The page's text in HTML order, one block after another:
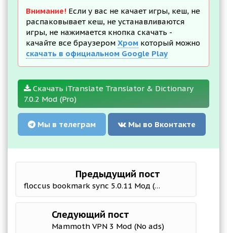
Внимание! Если у вас не качает игры, кеш, не
распаковывает кеш, не устанавливаются
игры, не нажимается кнопка скачать -
качайте все браузером Хром который можно
скачать в официальном Google Play
Скачать iTranslate Translator & Dictionary
7.0.2 Mod (Pro)
Мы в телеграм Мы во Вконтакте
Предыдущий пост
floccus bookmark sync 5.0.11 Мод (полная версия)
Следующий пост
Mammoth VPN 3 Mod (No ads)